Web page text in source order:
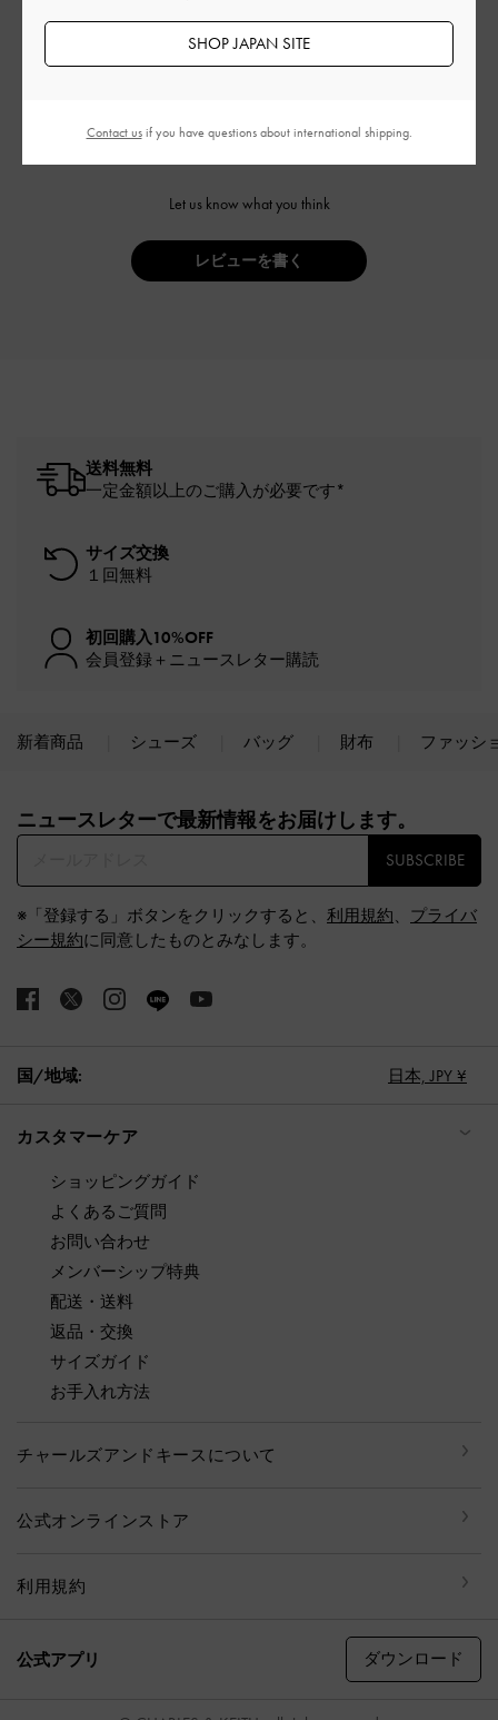
カスタマーレビュー
Let us know what you think
レビューを書く
送料無料
一定金額以上のご購入が必要です*
サイズ交換
１回無料
初回購入10%OFF
会員登録＋ニュースレター購読
新着商品 シューズ バッグ 財布 ファッシ
ニュースレターで最新情報をお届けします。​
SUBSCRIBE
※「登録する」ボタンをクリックすると、 利用規約、 プライバ
シー規約に同意したものとみなします。
国/地域: 日本, JPY ¥
カスタマーケア
ショッピングガイド
よくあるご質問
お問い合わせ
メンバーシップ特典
配送・送料
返品・交換
サイズガイド
お手入れ方法
チャールズアンドキースについて
公式オンラインストア
利用規約
公式アプリ ダウンロード
SHOP JAPAN SITE
Contact usif you have questions about international shipping.